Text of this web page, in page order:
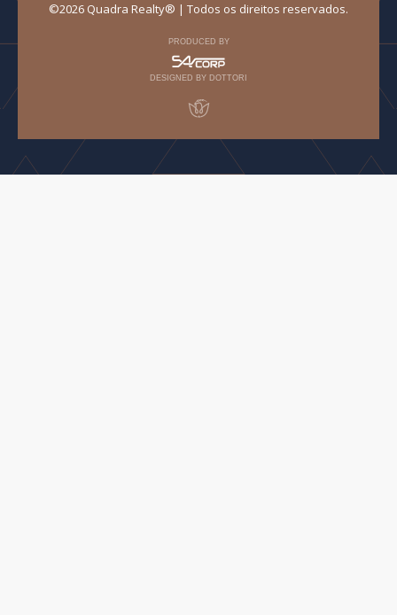
©2026 Quadra Realty® | Todos os direitos reservados.
PRODUCED BY
DESIGNED BY DOTTORI